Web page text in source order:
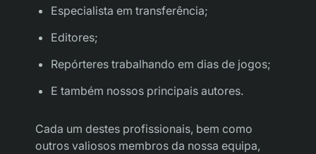
Especialista em transferência;
Editores;
Repórteres trabalhando em dias de jogos;
E também nossos principais autores.
Cada um destes profissionais, bem como
outros valiosos membros da nossa equipa,